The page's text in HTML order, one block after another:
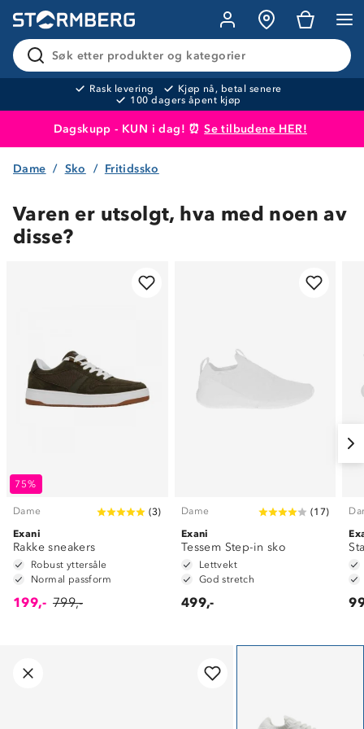
Søk etter produkter og kategorier
Rask levering
Kjøp nå, betal senere
100 dagers åpent kjøp
Dagskupp - KUN i dag! ⏰Se tilbudene HER!
Produktet er lagt i handlekurven
Dame Sko Fritidssko
Varen er utsolgt, hva med noen av
disse?
75%
Dame (3)
Exani
Rakke sneakers
Robust yttersåle
Normal passform
199,- 799,-
Dame (17)
Exani
Tessem Step-in sko
Lettvekt
God stretch
499,-